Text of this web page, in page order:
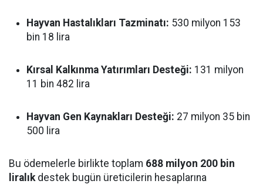
Hayvan Hastalıkları Tazminatı: 530 milyon 153
bin 18 lira
Kırsal Kalkınma Yatırımları Desteği: 131 milyon
11 bin 482 lira
Hayvan Gen Kaynakları Desteği: 27 milyon 35 bin
500 lira
Bu ödemelerle birlikte toplam 688 milyon 200 bin
liralıkdestek bugün üreticilerin hesaplarına